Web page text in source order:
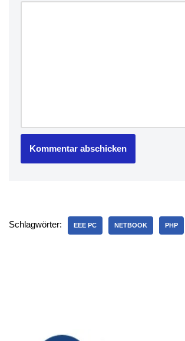
Schlagwörter: EEE PC NETBOOK PHP